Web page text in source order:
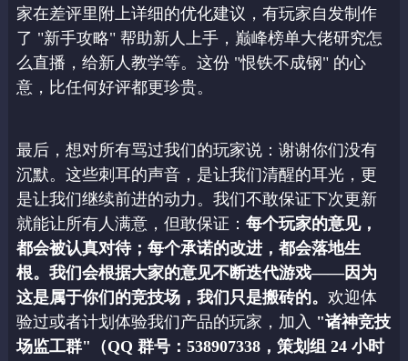
家在差评里附上详细的优化建议，有玩家自发制作
了 "新手攻略" 帮助新人上手，巅峰榜单大佬研究怎
么直播，给新人教学等。这份 "恨铁不成钢" 的心
意，比任何好评都更珍贵。
最后，想对所有骂过我们的玩家说：谢谢你们没有
沉默。这些刺耳的声音，是让我们清醒的耳光，更
是让我们继续前进的动力。我们不敢保证下次更新
就能让所有人满意，但敢保证： 每个玩家的意见，
都会被认真对待；每个承诺的改进，都会落地生
根。我们会根据大家的意见不断迭代游戏——因为
这是属于你们的竞技场，我们只是搬砖的。 欢迎体
验过或者计划体验我们产品的玩家，加入 "诸神竞技
场监工群"（QQ 群号：538907338，策划组 24 小时